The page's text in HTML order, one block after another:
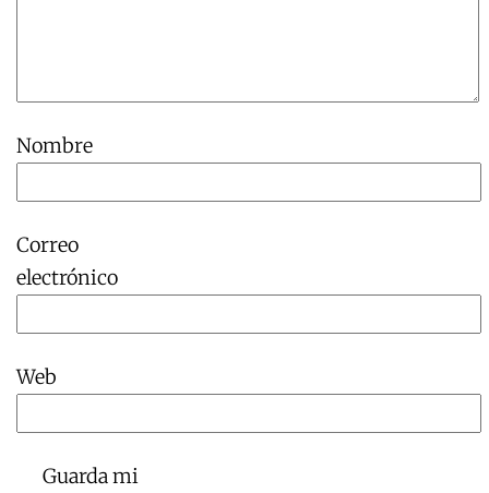
Nombre
Correo
electrónico
Web
Guarda mi